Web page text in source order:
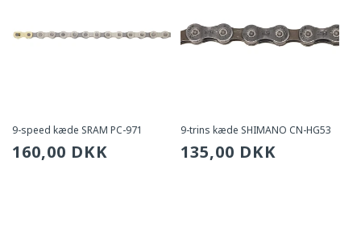
9-speed kæde SRAM PC-971
Sædvanlig
160,00 DKK
9-trins kæde SHIMANO CN-HG53
Sædvanlig
135,00 DKK